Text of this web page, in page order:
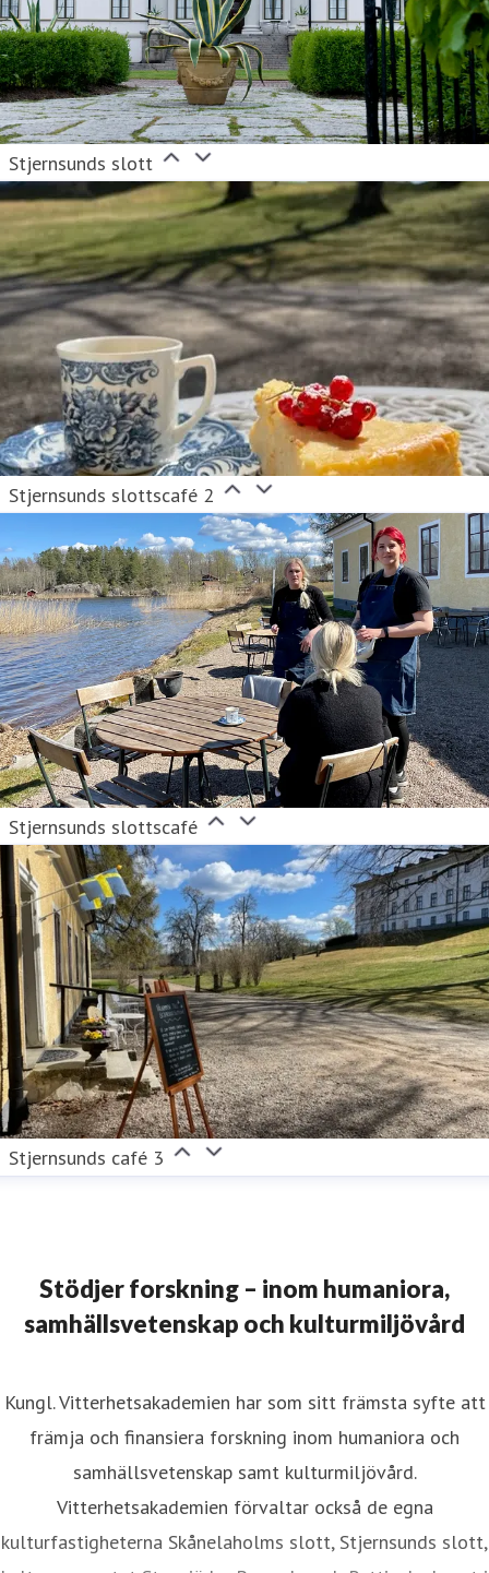
Stjernsunds slott
Stjernsunds slottscafé 2
Stjernsunds slottscafé
Stjernsunds café 3
Stödjer forskning – inom humaniora,
samhällsvetenskap och kulturmiljövård
Kungl. Vitterhetsakademien har som sitt främsta syfte att
främja och finansiera forskning inom humaniora och
samhällsvetenskap samt kulturmiljövård.
Vitterhetsakademien förvaltar också de egna
kulturfastigheterna Skånelaholms slott, Stjernsunds slott,